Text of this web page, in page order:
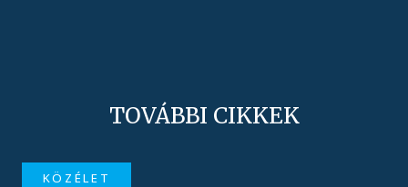
TOVÁBBI CIKKEK
KÖZÉLET